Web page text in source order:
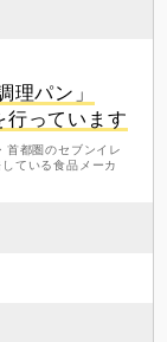
パン」
行っています
都圏のセブンイレ
ている食品メーカ